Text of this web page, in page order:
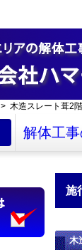
> 木造スレート葺2
解体工
施
木